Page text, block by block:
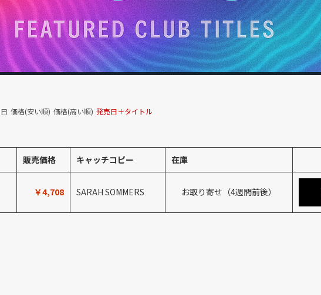
価格(安い順) 価格(高い順) 発売日＋タイトル
販売価格 キャッチコピー 在庫
￥4,708 SARAH SOMMERS お取り寄せ（4週間前後）